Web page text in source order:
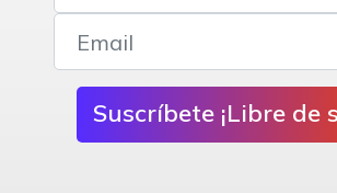
Suscríbete ¡Libre de